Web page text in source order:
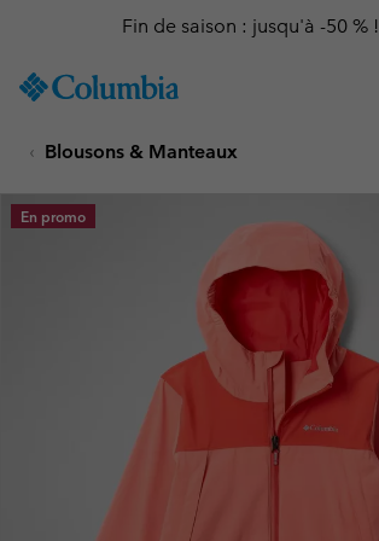
TO
SKIP
MAIN
NAV
Fin de saison : jusqu'à -50 % !
Blousons & Manteaux
En promo